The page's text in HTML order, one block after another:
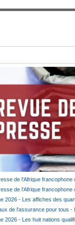
de l'Afrique francophone
de l'Afrique francophone
2026 - Les affiches des quarts
de l'assurance pour tous -
- Les huit nations qualifiés
Maurice:La COI